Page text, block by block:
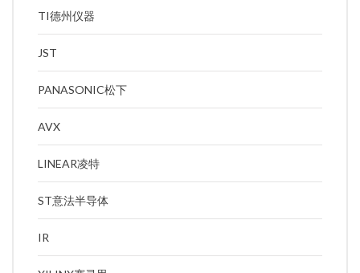
TI德州仪器
JST
PANASONIC松下
AVX
LINEAR凌特
ST意法半导体
IR